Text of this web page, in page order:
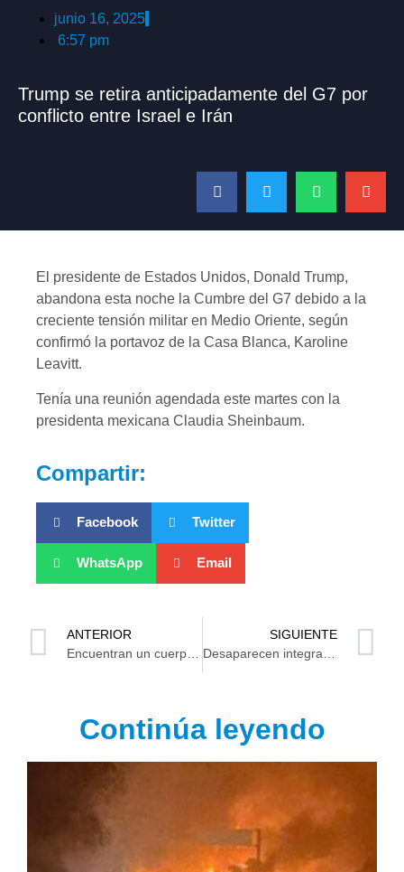
junio 16, 2025
6:57 pm
Trump se retira anticipadamente del G7 por
conflicto entre Israel e Irán
El presidente de Estados Unidos, Donald Trump,
abandona esta noche la Cumbre del G7 debido a la
creciente tensión militar en Medio Oriente, según
confirmó la portavoz de la Casa Blanca, Karoline
Leavitt.
Tenía una reunión agendada este martes con la
presidenta mexicana Claudia Sheinbaum.
Compartir:
Facebook Twitter
WhatsApp Email
ANTERIOR
Encuentran un cuerpo sin vida en pastizales de la ranchería Medellín y Pigua
SIGUIENTE
Desaparecen integrantes de “Los Juniors de Monterrey”
Continúa leyendo